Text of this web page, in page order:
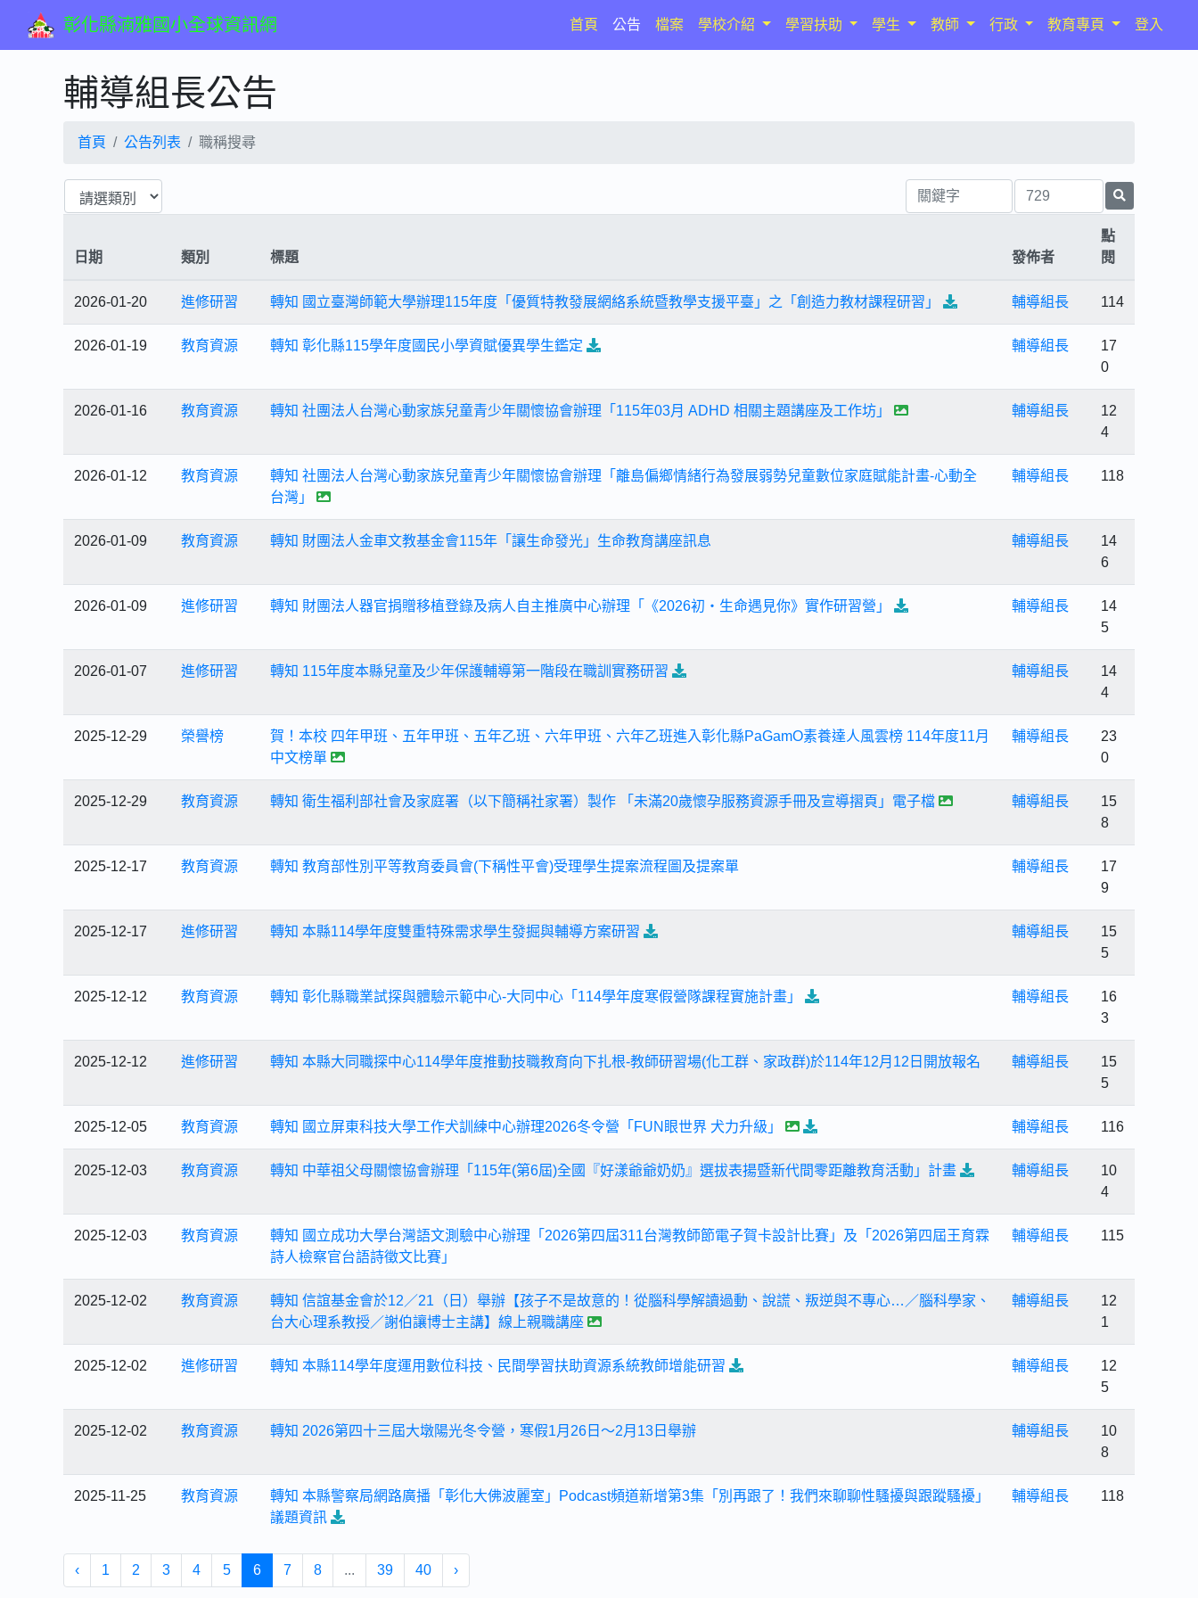
彰化縣湳雅國小全球資訊網 首頁(current)
公告 檔案 學校介紹 學習扶助 學生 教師 行政 教育專頁 登入
輔導組長公告
首頁 公告列表 職稱搜尋
日期 類別 標題 發佈者
點
閱
2026-01-20 進修研習 轉知 國立臺灣師範大學辦理115年度「優質特教發展網絡系統暨教學支援平臺」之「創造力教材課程研習」 輔導組長 114
2026-01-19 教育資源 轉知 彰化縣115學年度國民小學資賦優異學生鑑定 輔導組長
17
0
2026-01-16 教育資源 轉知 社團法人台灣心動家族兒童青少年關懷協會辦理「115年03月 ADHD 相關主題講座及工作坊」 輔導組長
12
4
2026-01-12 教育資源
轉知 社團法人台灣心動家族兒童青少年關懷協會辦理「離島偏鄉情緒行為發展弱勢兒童數位家庭賦能計畫-心動全
台灣」
輔導組長 118
2026-01-09 教育資源 轉知 財團法人金車文教基金會115年「讓生命發光」生命教育講座訊息 輔導組長
14
6
2026-01-09 進修研習 轉知 財團法人器官捐贈移植登錄及病人自主推廣中心辦理「《2026初・生命遇見你》實作研習營」 輔導組長
14
5
2026-01-07 進修研習 轉知 115年度本縣兒童及少年保護輔導第一階段在職訓實務研習 輔導組長
14
4
2025-12-29 榮譽榜
賀！本校 四年甲班、五年甲班、五年乙班、六年甲班、六年乙班進入彰化縣PaGamO素養達人風雲榜 114年度11月
中文榜單
輔導組長
23
0
2025-12-29 教育資源 轉知 衛生福利部社會及家庭署（以下簡稱社家署）製作 「未滿20歲懷孕服務資源手冊及宣導摺頁」電子檔 輔導組長
15
8
2025-12-17 教育資源 轉知 教育部性別平等教育委員會(下稱性平會)受理學生提案流程圖及提案單 輔導組長
17
9
2025-12-17 進修研習 轉知 本縣114學年度雙重特殊需求學生發掘與輔導方案研習 輔導組長
15
5
2025-12-12 教育資源 轉知 彰化縣職業試探與體驗示範中心-大同中心「114學年度寒假營隊課程實施計畫」 輔導組長
16
3
2025-12-12 進修研習 轉知 本縣大同職探中心114學年度推動技職教育向下扎根-教師研習場(化工群、家政群)於114年12月12日開放報名 輔導組長
15
5
2025-12-05 教育資源 轉知 國立屏東科技大學工作犬訓練中心辦理2026冬令營「FUN眼世界 犬力升級」 輔導組長 116
2025-12-03 教育資源 轉知 中華祖父母關懷協會辦理「115年(第6屆)全國『好漾爺爺奶奶』選拔表揚暨新代間零距離教育活動」計畫 輔導組長
10
4
2025-12-03 教育資源
轉知 國立成功大學台灣語文測驗中心辦理「2026第四屆311台灣教師節電子賀卡設計比賽」及「2026第四屆王育霖
詩人檢察官台語詩徵文比賽」
輔導組長 115
2025-12-02 教育資源
轉知 信誼基金會於12／21（日）舉辦【孩子不是故意的！從腦科學解讀過動、說謊、叛逆與不專心…／腦科學家、
台大心理系教授／謝伯讓博士主講】線上親職講座
輔導組長
12
1
2025-12-02 進修研習 轉知 本縣114學年度運用數位科技、民間學習扶助資源系統教師增能研習 輔導組長
12
5
2025-12-02 教育資源 轉知 2026第四十三屆大墩陽光冬令營，寒假1月26日～2月13日舉辦 輔導組長
10
8
2025-11-25 教育資源
轉知 本縣警察局網路廣播「彰化大佛波麗室」Podcast頻道新增第3集「別再跟了！我們來聊聊性騷擾與跟蹤騷擾」
議題資訊
輔導組長 118
‹ 1 2 3 4 5 6 7 8 ... 39 40 ›